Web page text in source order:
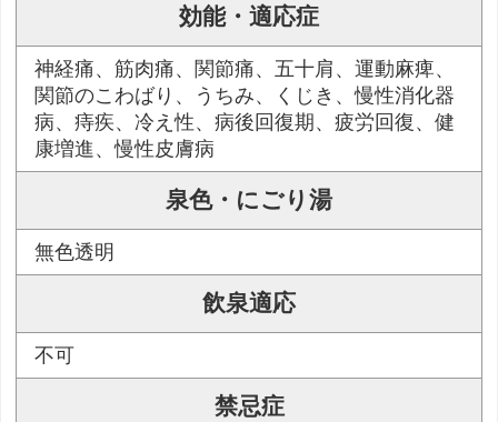
効能・適応症
神経痛、筋肉痛、関節痛、五十肩、運動麻痺、
関節のこわばり、うちみ、くじき、慢性消化器
病、痔疾、冷え性、病後回復期、疲労回復、健
康増進、慢性皮膚病
泉色・にごり湯
無色透明
飲泉適応
不可
禁忌症